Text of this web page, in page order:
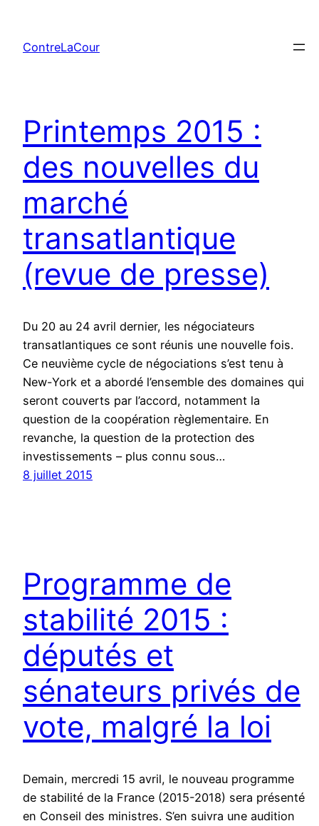
contenu
ContreLaCour
Printemps 2015 :
des nouvelles du
marché
transatlantique
(revue de presse)
Du 20 au 24 avril dernier, les négociateurs
transatlantiques ce sont réunis une nouvelle fois.
Ce neuvième cycle de négociations s’est tenu à
New-York et a abordé l’ensemble des domaines qui
seront couverts par l’accord, notamment la
question de la coopération règlementaire. En
revanche, la question de la protection des
investissements – plus connu sous…
8 juillet 2015
Programme de
stabilité 2015 :
députés et
sénateurs privés de
vote, malgré la loi
Demain, mercredi 15 avril, le nouveau programme
de stabilité de la France (2015-2018) sera présenté
en Conseil des ministres. S’en suivra une audition